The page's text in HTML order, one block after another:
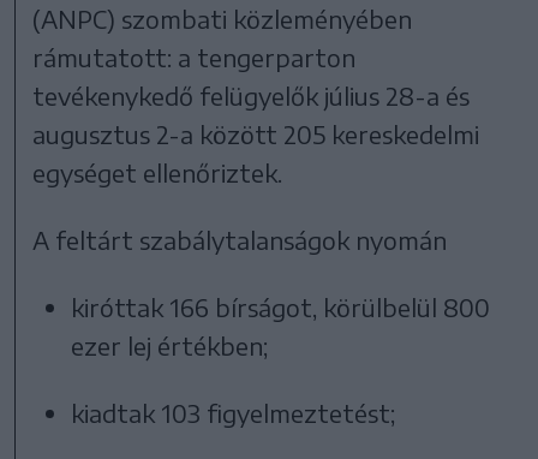
(ANPC) szombati közleményében
rámutatott: a tengerparton
tevékenykedő felügyelők július 28-a és
augusztus 2-a között 205 kereskedelmi
egységet ellenőriztek.
A feltárt szabálytalanságok nyomán
kiróttak 166 bírságot, körülbelül 800
ezer lej értékben;
kiadtak 103 figyelmeztetést;